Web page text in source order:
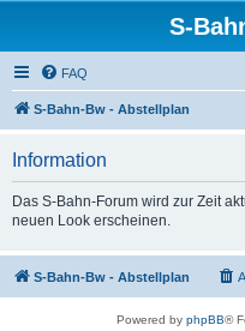
S-
FAQ
S-Bahn-Bw - Abstellplan
Information
Das S-Bahn-Forum wird zur Zeit
neuen Look erscheinen.
S-Bahn-Bw - Abstellplan
Powered by phpBB®